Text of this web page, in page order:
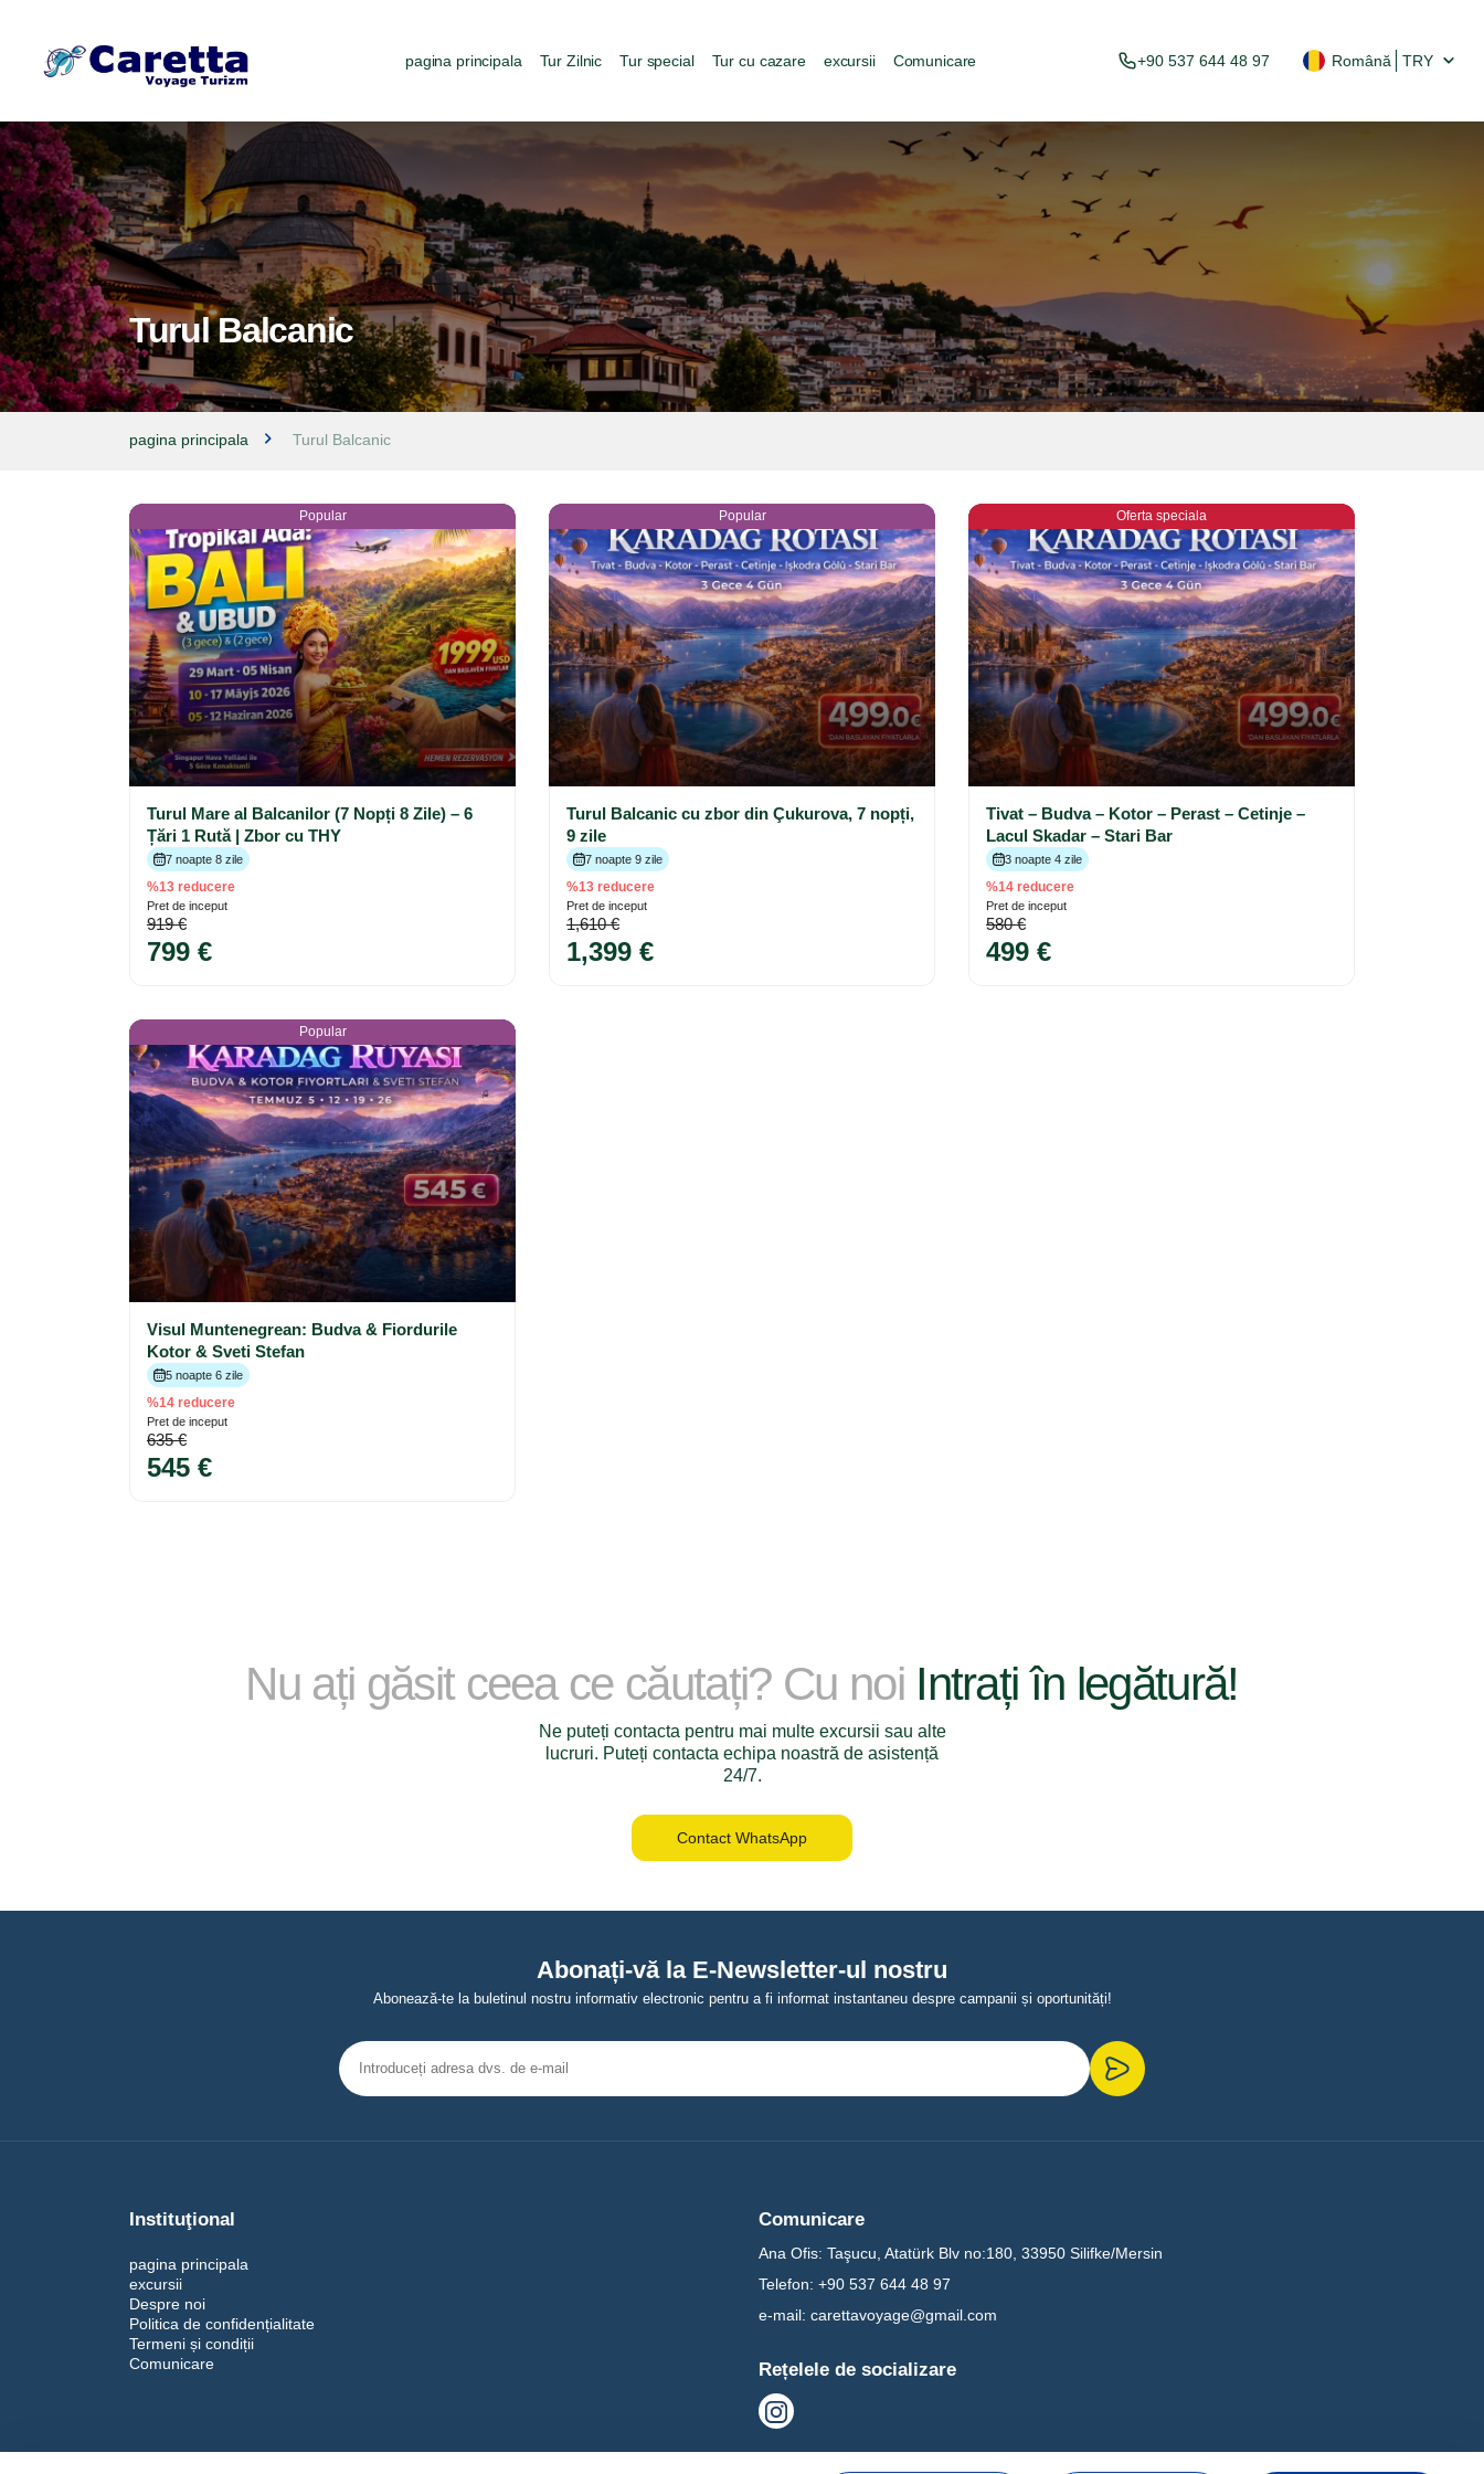
pagina principala Tur Zilnic Tur special Tur cu cazare excursii Comunicare +90 537 644 48 97 Română TRY
Turul Balcanic
pagina principala Turul Balcanic
Popular
Turul Mare al Balcanilor (7 Nopți 8 Zile) – 6
Țări 1 Rută | Zbor cu THY
7 noapte 8 zile
%13 reducere
Pret de inceput
919 €
799 €
Popular
Turul Balcanic cu zbor din Çukurova, 7 nopți,
9 zile
7 noapte 9 zile
%13 reducere
Pret de inceput
1,610 €
1,399 €
Oferta speciala
Tivat – Budva – Kotor – Perast – Cetinje –
Lacul Skadar – Stari Bar
3 noapte 4 zile
%14 reducere
Pret de inceput
580 €
499 €
Popular
Visul Muntenegrean: Budva & Fiordurile
Kotor & Sveti Stefan
5 noapte 6 zile
%14 reducere
Pret de inceput
635 €
545 €
Nu ați găsit ceea ce căutați? Cu noi Intrați în legătură!
Ne puteți contacta pentru mai multe excursii sau alte
lucruri. Puteți contacta echipa noastră de asistență
24/7.
Contact WhatsApp
Abonați-vă la E-Newsletter-ul nostru
Abonează-te la buletinul nostru informativ electronic pentru a fi informat instantaneu despre campanii și oportunități!
Instituţional
pagina principala
excursii
Despre noi
Politica de confidențialitate
Termeni și condiții
Comunicare
Comunicare
Ana Ofis: Taşucu, Atatürk Blv no:180, 33950 Silifke/Mersin
Telefon: +90 537 644 48 97
e-mail: carettavoyage@gmail.com
Rețelele de socializare